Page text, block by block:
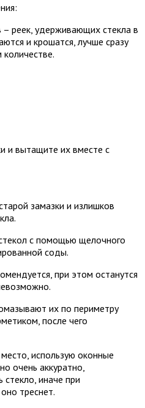
реек, удерживающих стекла в
и крошатся, лучше сразу
и вытащите их вместе с
замазки и излишков
с помощью щелочного
соды.
при этом останутся
их по периметру
после чего
использую оконные
очень аккуратно,
стекло, иначе при
треснет.